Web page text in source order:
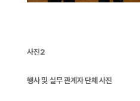
사진2
행사 및 실무 관계자 단체 사진